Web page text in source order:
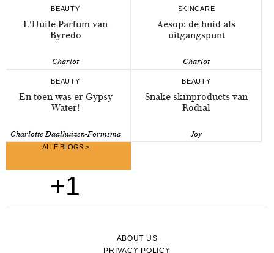
BEAUTY
L'Huile Parfum van
Byredo
Charlot
SKINCARE
Aesop: de huid als
uitgangspunt
Charlot
BEAUTY
En toen was er Gypsy
Water!
Charlotte Daalhuizen-Formsma
BEAUTY
Snake skinproducts van
Rodial
Joy
+1
ALLE BLOGS >
ABOUT US
PRIVACY POLICY